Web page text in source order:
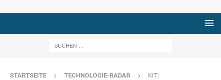
STARTSEITE TECHNOLOGIE-RADAR
KIT: